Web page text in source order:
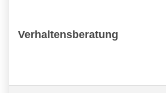
Verhaltensberatung